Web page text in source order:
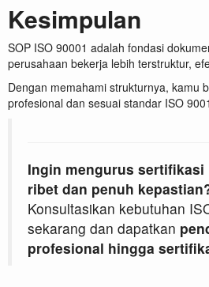
Kesimpulan
SOP ISO 90001 adalah fondasi
perusahaan bekerja lebih terstruktur,
Dengan memahami strukturnya, kamu
profesional dan sesuai standar ISO
Ingin mengurus sertifikasi
ribet dan penuh
Konsultasikan kebutuhan
sekarang dan dapatkan
profesional hingga